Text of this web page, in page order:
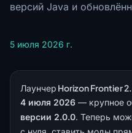
версий Java и
5 июля 2026 г.
Лаунчер Horizon Frontier
4 июля 2026 — крупное
версии 2.0.0. Теперь